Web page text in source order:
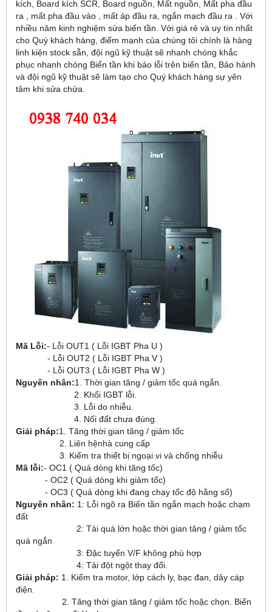
kích, Board kích SCR, Board nguồn, Mất nguồn, Mất pha đầu
ra , mất pha đầu vào , mất áp đầu ra, ngắn mạch đầu ra . Với
nhiều năm kinh nghiệm sửa biến tần. Với giá rẻ và uy tín nhất
cho Quý khách hàng, điểm mạnh của chúng tôi chính là hàng
linh kiện stock sẵn, đội ngũ kỹ thuật sẽ nhanh chóng khắc
phục nhanh chóng Biến tần khi báo lỗi trên biến tần, Bảo hành
và đội ngũ kỹ thuật sẽ làm tạo cho Quý khách hàng sự yên
tâm khi sửa chửa.
Mã Lỗi:- Lỗi OUT1 ( Lỗi IGBT Pha U )
- Lỗi OUT2 ( Lỗi IGBT Pha V )
- Lỗi OUT3 ( Lỗi IGBT Pha W )
Nguyên nhân:1. Thời gian tăng / giảm tốc quá ngắn.
2. Khối IGBT lỗi.
3. Lỗi do nhiễu.
4. Nối đất chưa đúng.
Giải pháp:1. Tăng thời gian tăng / giảm tốc
2. Liên hệnhà cung cấp
3. Kiểm tra thiết bị ngoại vi và chống nhiễu
Mã lỗi:- OC1 ( Quá dòng khi tăng tốc)
- OC2 ( Quá dòng khi giảm tốc)
- OC3 ( Quá dòng khi đang chạy tốc độ hằng số)
Nguyên nhân: 1: Lỗi ngõ ra Biến tần ngắn mạch hoặc chạm
đất
2: Tải quá lớn hoặc thời gian tăng / giảm tốc
quá ngắn
3: Đặc tuyến V/F không phù hợp
4: Tải đột ngột thay đổi.
Giải pháp: 1. Kiểm tra motor, lớp cách ly, bạc đạn, dây cáp
điện.
2. Tăng thời gian tăng / giảm tốc hoặc chọn. Biến